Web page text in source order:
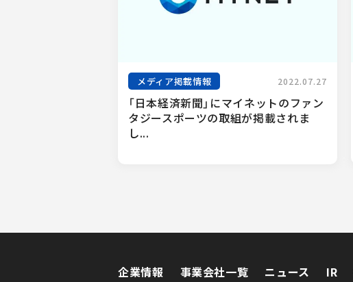
メディア掲載情報 2022.07.27
「日本経済新聞」にマイネットのファン
タジースポーツの取組が掲載されま
し...
企業情報
事業会社一覧
ニュース
IR